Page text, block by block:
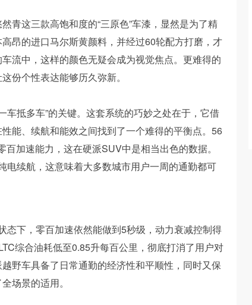
青这三款高饱和度的“三原色”车漆，显然是为了精
昂的进口马尔斯黄颜料，并经过60轮配方打磨，才
流中，这样的颜色无疑会成为视觉焦点。更难得的
份个性表达能够历久弥新。
抵多车”的关键。这套系统的巧妙之处在于，它借
能、续航和能效之间找到了一个难得的平衡点。56
加速能力，这在硬派SUV中是相当出色的数据。
电续航，这意味着大多数城市用户一周的通勤都可
下，零百加速依然能做到5秒级，动力衰减控制得
综合油耗低至0.85升每百公里，彻底打消了用户对
野车具备了日常通勤的经济性和平顺性，同时又保
场景的适用。